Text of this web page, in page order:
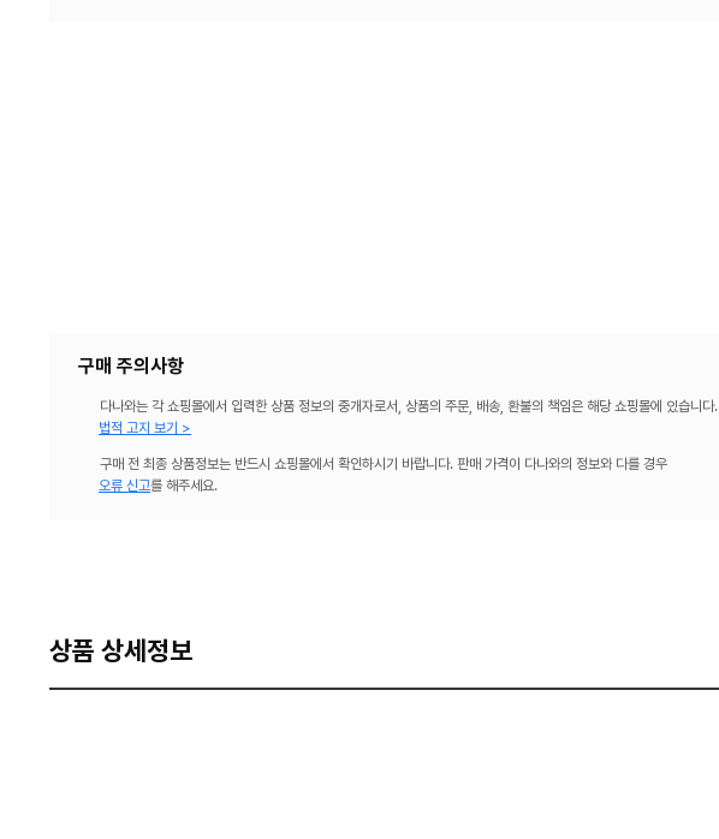
구매 주의사항
다나와는 각 쇼핑몰에서 입력한 상품 정보의 중개자로서, 상품의 주문, 배송, 환불의 책임은 해당 쇼핑몰에 있습니다.
법적 고지 보기 >
구매 전 최종 상품정보는 반드시 쇼핑몰에서 확인하시기 바랍니다. 판매 가격이 다나와의 정보와 다를 경우
오류 신고를 해주세요.
상품 상세정보